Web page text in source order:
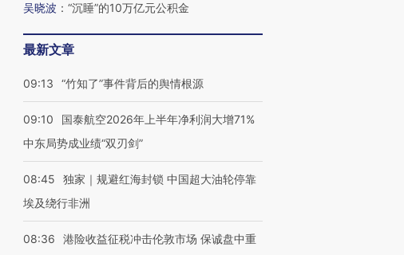
吴晓波 ： “沉睡”的10万亿元公积金
最新文章
09:13 “竹知了”事件背后的舆情根源
09:10
国泰航空2026年上半年净利润大增71%
中东局势成业绩“双刃剑”
08:45
独家｜规避红海封锁 中国超大油轮停靠
埃及绕行非洲
08:36
港险收益征税冲击伦敦市场 保诚盘中重